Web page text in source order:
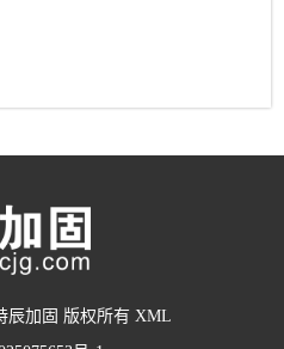
辰加固 版权所有 XML